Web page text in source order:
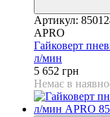
Артикул:
APRO
Гайковерт
л/мин
5 652 грн
Немає в